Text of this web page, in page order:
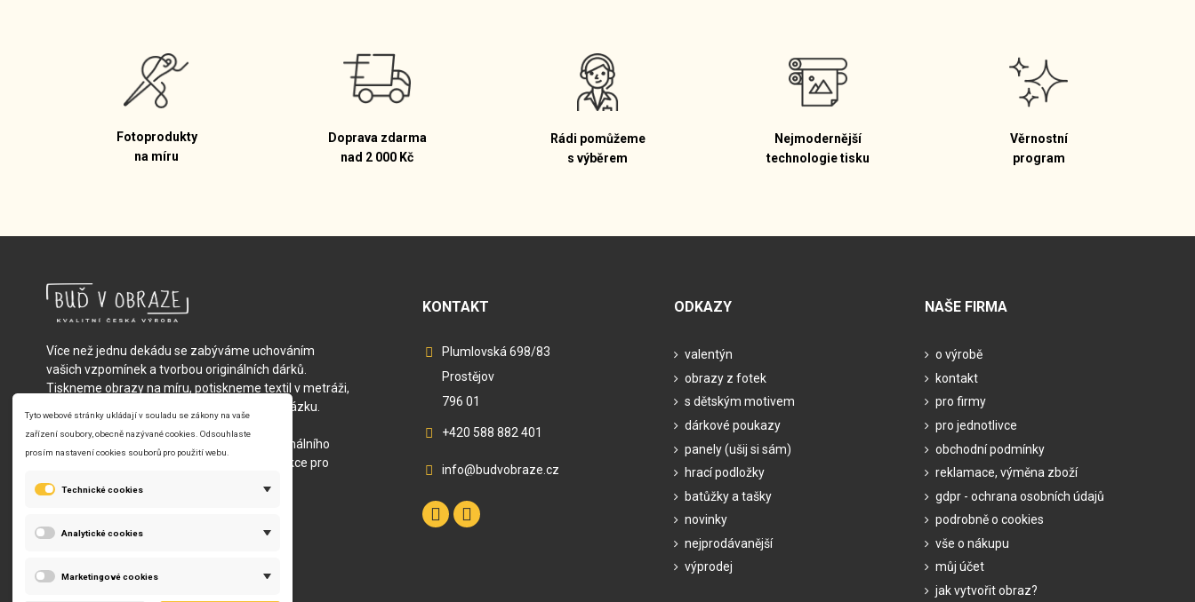
Fotoprodukty
na míru
Doprava zdarma
nad 2 000 Kč
Rádi pomůžeme
s výběrem
Nejmodernější
technologie tisku
Věrnostní
program
Více než jednu dekádu se zabýváme uchováním
vašich vzpomínek a tvorbou originálních dárků.
Tiskneme obrazy na míru, potiskneme textil v metráži,
vyrobíme fotopolštáře nebo batůžky na zakázku.
Vybírat můžete z vlastních nebo našich
předpřipravených motivů – od jednoho originálního
kousku přímo pro vás, po celé reklamní kolekce pro
velké společnosti.
KONTAKT
Plumlovská 698/83
Prostějov
796 01
+420 588 882 401
info@budvobraze.cz
ODKAZY
valentýn
obrazy z fotek
s dětským motivem
dárkové poukazy
panely (ušij si sám)
hrací podložky
batůžky a tašky
novinky
nejprodávanější
výprodej
NAŠE FIRMA
o výrobě
kontakt
pro firmy
pro jednotlivce
obchodní podmínky
reklamace, výměna zboží
gdpr - ochrana osobních údajů
podrobně o cookies
vše o nákupu
můj účet
jak vytvořit obraz?